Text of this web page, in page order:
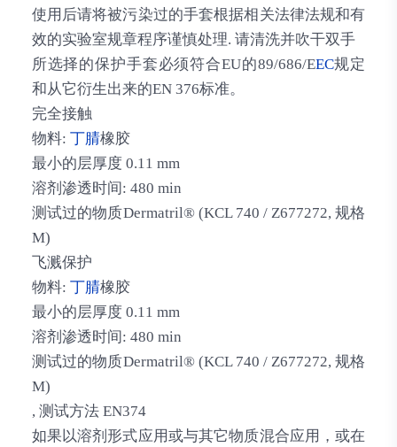
使用后请将被污染过的手套根据相关法律法规和有
效的实验室规章程序谨慎处理. 请清洗并吹干双手
所选择的保护手套必须符合EU的89/686/EEC规定
和从它衍生出来的EN 376标准。
完全接触
物料: 丁腈橡胶
最小的层厚度 0.11 mm
溶剂渗透时间: 480 min
测试过的物质Dermatril® (KCL 740 / Z677272, 规格
M)
飞溅保护
物料: 丁腈橡胶
最小的层厚度 0.11 mm
溶剂渗透时间: 480 min
测试过的物质Dermatril® (KCL 740 / Z677272, 规格
M)
, 测试方法 EN374
如果以溶剂形式应用或与其它物质混合应用，或在